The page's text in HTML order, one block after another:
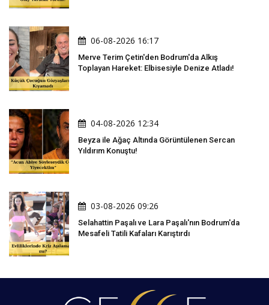
06-08-2026 16:17
Merve Terim Çetin'den Bodrum'da Alkış
Toplayan Hareket: Elbisesiyle Denize Atladı!
04-08-2026 12:34
Beyza ile Ağaç Altında Görüntülenen Sercan
Yıldırım Konuştu!
03-08-2026 09:26
Selahattin Paşalı ve Lara Paşalı'nın Bodrum'da
Mesafeli Tatili Kafaları Karıştırdı